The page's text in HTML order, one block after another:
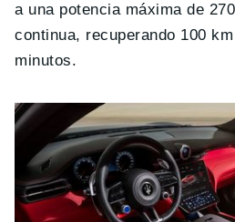
a una potencia máxima de
continua, recuperando 100
minutos.